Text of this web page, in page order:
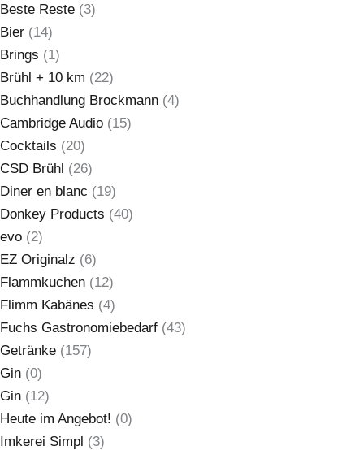
Beste Reste (3)
Bier (14)
Brings (1)
Brühl + 10 km (22)
Buchhandlung Brockmann (4)
Cambridge Audio (15)
Cocktails (20)
CSD Brühl (26)
Diner en blanc (19)
Donkey Products (40)
evo (2)
EZ Originalz (6)
Flammkuchen (12)
Flimm Kabänes (4)
Fuchs Gastronomiebedarf (43)
Getränke (157)
Gin (0)
Gin (12)
Heute im Angebot! (0)
Imkerei Simpl (3)